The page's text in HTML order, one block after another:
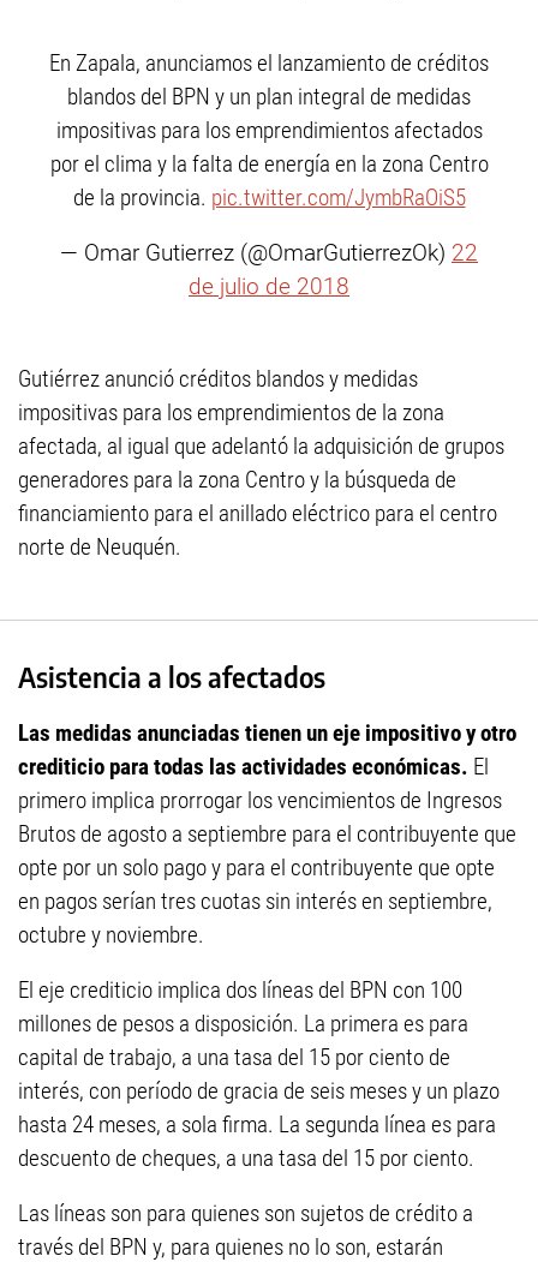
En Zapala, anunciamos el lanzamiento de créditos
blandos del BPN y un plan integral de medidas
impositivas para los emprendimientos afectados
por el clima y la falta de energía en la zona Centro
de la provincia. pic.twitter.com/JymbRaOiS5
— Omar Gutierrez (@OmarGutierrezOk) 22
de julio de 2018
Gutiérrez anunció créditos blandos y medidas
impositivas para los emprendimientos de la zona
afectada, al igual que adelantó la adquisición de grupos
generadores para la zona Centro y la búsqueda de
financiamiento para el anillado eléctrico para el centro
norte de Neuquén.
Asistencia a los afectados
Las medidas anunciadas tienen un eje impositivo y otro
crediticio para todas las actividades económicas. El
primero implica prorrogar los vencimientos de Ingresos
Brutos de agosto a septiembre para el contribuyente que
opte por un solo pago y para el contribuyente que opte
en pagos serían tres cuotas sin interés en septiembre,
octubre y noviembre.
El eje crediticio implica dos líneas del BPN con 100
millones de pesos a disposición. La primera es para
capital de trabajo, a una tasa del 15 por ciento de
interés, con período de gracia de seis meses y un plazo
hasta 24 meses, a sola firma. La segunda línea es para
descuento de cheques, a una tasa del 15 por ciento.
Las líneas son para quienes son sujetos de crédito a
través del BPN y, para quienes no lo son, estarán